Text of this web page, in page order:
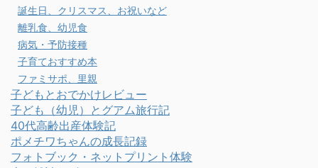
誕生日、クリスマス、お祝いなど
離乳食、幼児食
病気・予防接種
子育ておすすめ本
ファミサポ、里親
子どもとおでかけレビュー
子ども（幼児）とグアム旅行記
40代高齢出産体験記
ポメチワちゃんの成長記録
フォトブック・ネットプリント体験